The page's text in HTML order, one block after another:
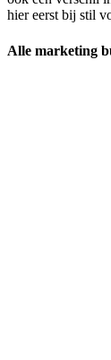
hier eerst bij stil
Alle marketing